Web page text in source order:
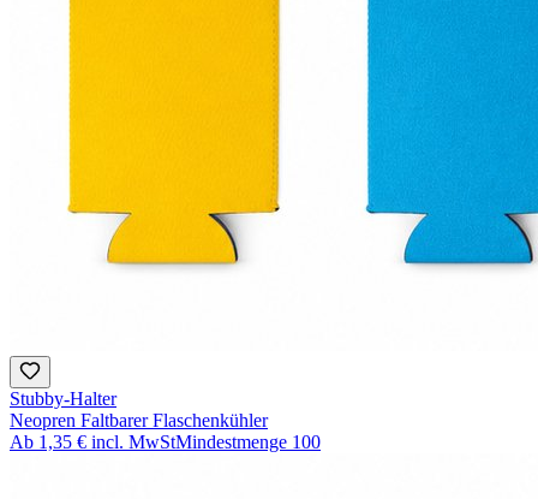
Stubby-Halter
Neopren Faltbarer Flaschenkühler
Ab 1,35 € incl. MwStMindestmenge 100